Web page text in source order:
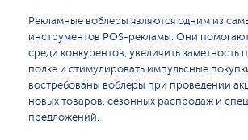
Рекламные воблеры являются одним из
инструментов POS-рекламы. Они
среди конкурентов, увеличить заметность
полке и стимулировать импульсные
востребованы воблеры при проведении
новых товаров, сезонных распродаж и
предложений.